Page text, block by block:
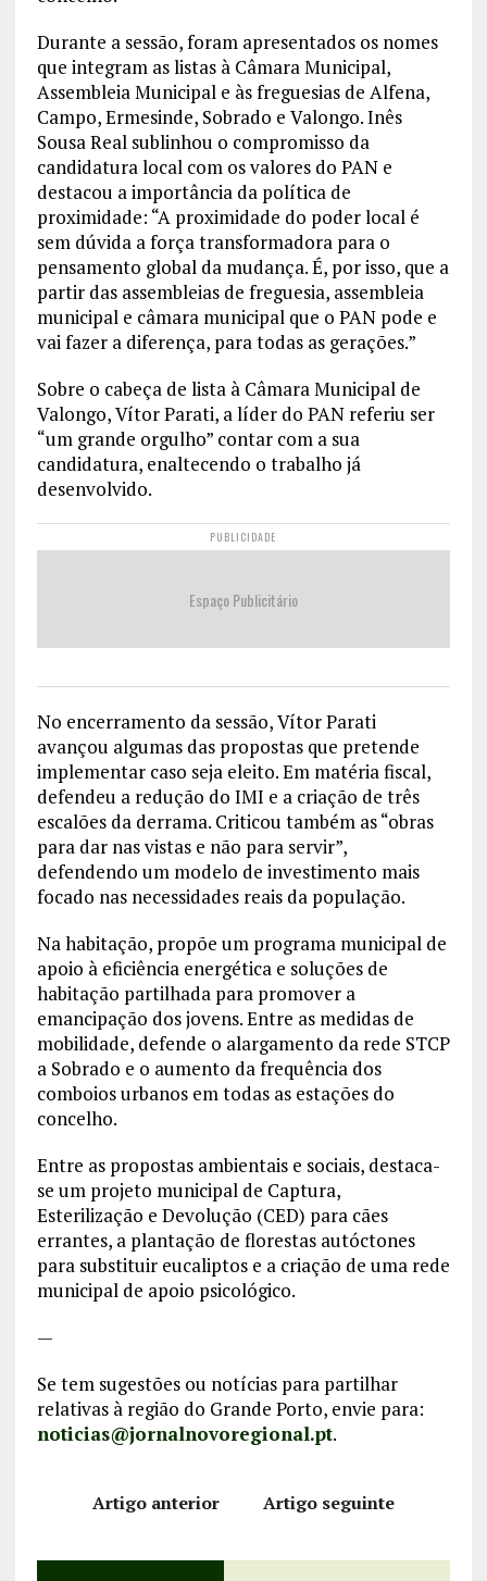
Durante a sessão, foram apresentados os nomes
que integram as listas à Câmara Municipal,
Assembleia Municipal e às freguesias de Alfena,
Campo, Ermesinde, Sobrado e Valongo. Inês
Sousa Real sublinhou o compromisso da
candidatura local com os valores do PAN e
destacou a importância da política de
proximidade: “A proximidade do poder local é
sem dúvida a força transformadora para o
pensamento global da mudança. É, por isso, que a
partir das assembleias de freguesia, assembleia
municipal e câmara municipal que o PAN pode e
vai fazer a diferença, para todas as gerações.”
Sobre o cabeça de lista à Câmara Municipal de
Valongo, Vítor Parati, a líder do PAN referiu ser
“um grande orgulho” contar com a sua
candidatura, enaltecendo o trabalho já
desenvolvido.
PUBLICIDADE
Espaço Publicitário
No encerramento da sessão, Vítor Parati
avançou algumas das propostas que pretende
implementar caso seja eleito. Em matéria fiscal,
defendeu a redução do IMI e a criação de três
escalões da derrama. Criticou também as “obras
para dar nas vistas e não para servir”,
defendendo um modelo de investimento mais
focado nas necessidades reais da população.
Na habitação, propõe um programa municipal de
apoio à eficiência energética e soluções de
habitação partilhada para promover a
emancipação dos jovens. Entre as medidas de
mobilidade, defende o alargamento da rede STCP
a Sobrado e o aumento da frequência dos
comboios urbanos em todas as estações do
concelho.
Entre as propostas ambientais e sociais, destaca-
se um projeto municipal de Captura,
Esterilização e Devolução (CED) para cães
errantes, a plantação de florestas autóctones
para substituir eucaliptos e a criação de uma rede
municipal de apoio psicológico.
—
Se tem sugestões ou notícias para partilhar
relativas à região do Grande Porto, envie para:
noticias@jornalnovoregional.pt.
Artigo anterior Artigo seguinte